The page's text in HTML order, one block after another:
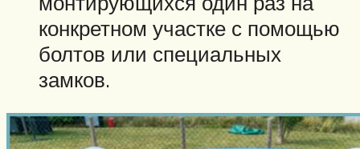
конкретном участке с помощью
болтов или специальных
замков.